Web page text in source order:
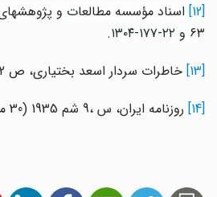
٦٣ و ٢٢-١٧٧-١٣٠٤.
خاطرات سردار اسعد بختیاری، ص 162
روزنامه ایران، س ،9 شم‌ 1935 (30 مهر 1304)، ص .1